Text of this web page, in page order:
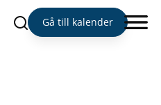
Sök Gå till kalender